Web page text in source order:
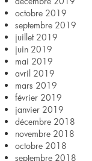
octobre 2019
septembre 2019
juillet 2019
juin 2019
mai 2019
avril 2019
mars 2019
février 2019
janvier 2019
décembre 2018
novembre 2018
octobre 2018
septembre 2018